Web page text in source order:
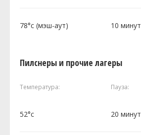
78°c (мэш-аут) 10 минут
Пилснеры и прочие лагеры
Температура: Пауза:
52°c 20 минут